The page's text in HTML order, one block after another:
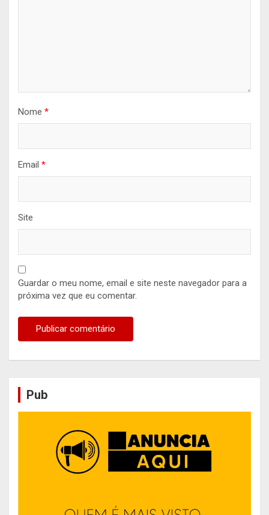
Nome *
Email *
Site
Guardar o meu nome, email e site neste navegador para a
próxima vez que eu comentar.
Pub